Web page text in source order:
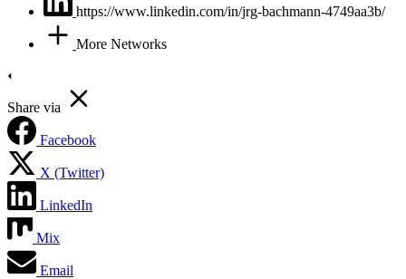
https://www.linkedin.com/in/jrg-bachmann-4749aa3b/
More Networks
Share via
Facebook
X (Twitter)
LinkedIn
Mix
Email